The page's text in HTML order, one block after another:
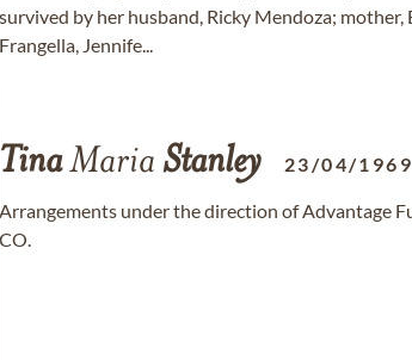
survived by her husband, Ricky Mendoza; mother,
Frangella, Jennife...
TinaMaria Stanley 23/04/1969
Arrangements under the direction of Advantage
CO.